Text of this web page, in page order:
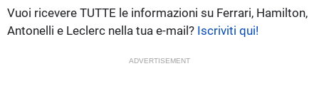
Vuoi ricevere TUTTE le informazioni su Ferrari, Hamilton,
Antonelli e Leclerc nella tua e-mail? Iscriviti qui!
ADVERTISEMENT